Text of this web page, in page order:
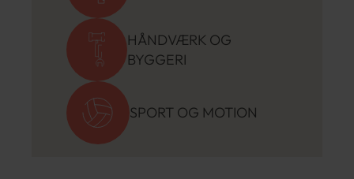
HÅNDVÆRK OG
BYGGERI
SPORT OG MOTION